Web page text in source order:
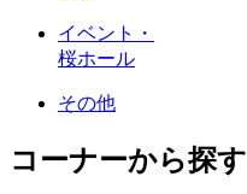
イベント・
桜ホール
その他
コーナーから探す